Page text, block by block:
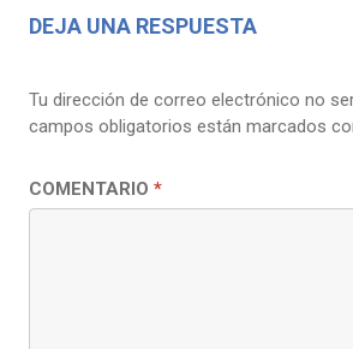
DEJA UNA RESPUESTA
Tu dirección de correo electrónico no
campos obligatorios están marcados
COMENTARIO *